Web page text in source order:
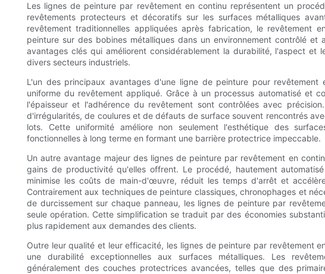
Les lignes de peinture par revêtement en continu représentent un
revêtements protecteurs et décoratifs sur les surfaces métalliques
revêtement traditionnelles appliquées après fabrication, le revêtement
peinture sur des bobines métalliques dans un environnement contrôlé
avantages clés qui améliorent considérablement la durabilité, l'aspect et
divers secteurs industriels.
L'un des principaux avantages d'une ligne de peinture pour
uniforme du revêtement appliqué. Grâce à un processus automatisé et
l'épaisseur et l'adhérence du revêtement sont contrôlées avec
d'irrégularités, de coulures et de défauts de surface souvent rencontrés
lots. Cette uniformité améliore non seulement l'esthétique des
fonctionnelles à long terme en formant une barrière protectrice impeccable.
Un autre avantage majeur des lignes de peinture par revêtement en
gains de productivité qu'elles offrent. Le procédé, hautement
minimise les coûts de main-d'œuvre, réduit les temps d'arrêt et
Contrairement aux techniques de peinture classiques, chronophages et
de durcissement sur chaque panneau, les lignes de peinture par
seule opération. Cette simplification se traduit par des économies
plus rapidement aux demandes des clients.
Outre leur qualité et leur efficacité, les lignes de peinture par revêtement
une durabilité exceptionnelles aux surfaces métalliques. Les
généralement des couches protectrices avancées, telles que des